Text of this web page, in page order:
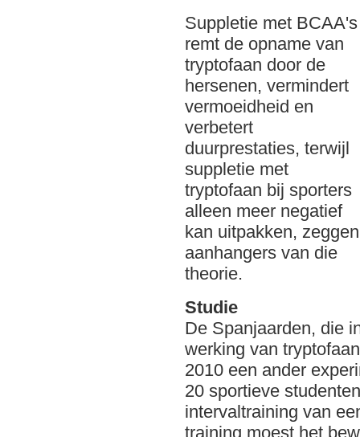
Suppletie met BCAA's
remt de opname van
tryptofaan door de
hersenen, vermindert
vermoeidheid en
verbetert
duurprestaties, terwijl
suppletie met
tryptofaan bij sporters
alleen meer negatief
kan uitpakken, zeggen
aanhangers van die
theorie.
Studie
De Spanjaarden, die
werking van
2010 een ander
20 sportieve
intervaltraining van
training moest het